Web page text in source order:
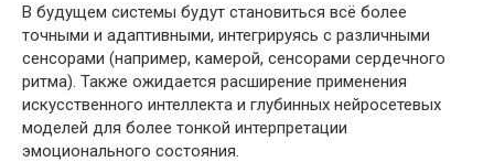
В будущем системы будут становиться всё более
точными и адаптивными, интегрируясь с различными
сенсорами (например, камерой, сенсорами сердечного
ритма). Также ожидается расширение применения
искусственного интеллекта и глубинных нейросетевых
моделей для более тонкой интерпретации
эмоционального состояния.